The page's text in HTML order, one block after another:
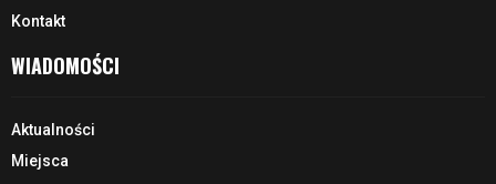
Kontakt
WIADOMOŚCI
Aktualności
Miejsca